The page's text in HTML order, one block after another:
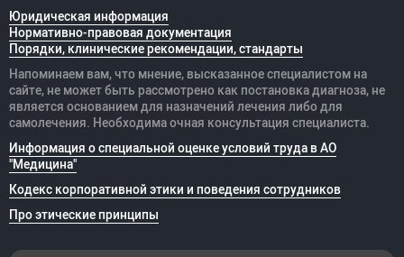
Юридическая информация
Нормативно-правовая документация
Порядки, клинические рекомендации, стандарты
Напоминаем вам, что мнение, высказанное специалистом на
сайте, не может быть рассмотрено как постановка диагноза, не
является основанием для назначений лечения либо для
самолечения. Необходима очная консультация специалиста.
Информация о специальной оценке условий труда в АО
"Медицина"
Кодекс корпоративной этики и поведения сотрудников
Про этические принципы